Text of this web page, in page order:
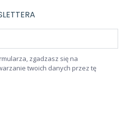
zgadzasz się na
twoich danych przez tę